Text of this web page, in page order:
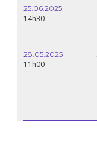
25.06.2025
14h30
28.05.2025
11h00